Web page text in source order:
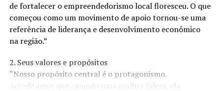
de fortalecer o empreendedorismo local floresceu. O que
começou como um movimento de apoio tornou-se uma
referência de liderança e desenvolvimento econômico
na região.”
2. Seus valores e propósitos
“Nosso propósito central é o protagonismo.
Acreditamos que, quando uma mulher lidera, ela